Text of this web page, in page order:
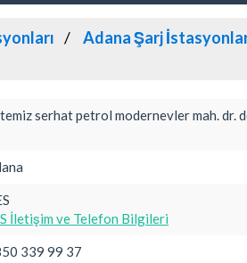
Adana Şarj
serhat petrol modernevler mah. dr.
İletişim ve Telefon Bilgileri
339 99 37